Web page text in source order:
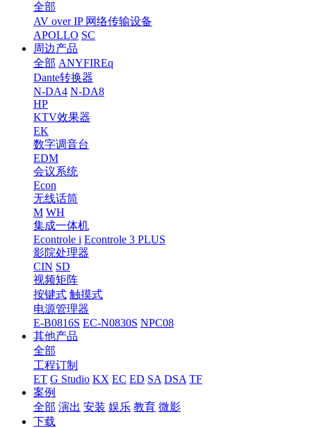
全部
AV over IP 网络传输设备
APOLLO SC
周边产品
全部 ANYFIREq
Dante转换器
N-DA4 N-DA8
HP
KTV效果器
EK
数字调音台
EDM
会议系统
Econ
无线话筒
M WH
集成一体机
Econtrole i Econtrole 3 PLUS
影院处理器
CIN SD
视频矩阵
按键式 触摸式
电源管理器
E-B0816S EC-N0830S NPC08
其他产品
全部
工程订制
ET G Studio KX EC ED SA DSA TF
案例
全部 演出 安装 娱乐 教育 微影
下载